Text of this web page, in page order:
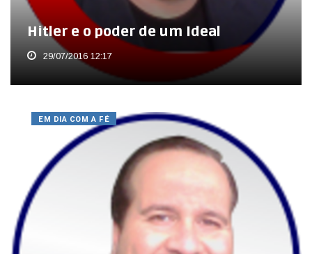
Hitler e o poder de um Ideal
29/07/2016 12:17
EM DIA COM A FÉ